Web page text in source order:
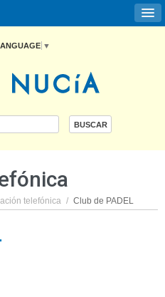
▼
telefónica / Club de PADEL